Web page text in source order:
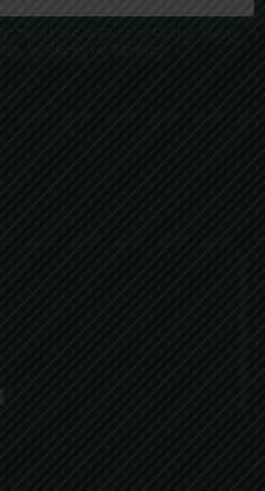
Turó Parc, el Farró, el Putxet, Sarrià,
les Planes i el Tibidabo